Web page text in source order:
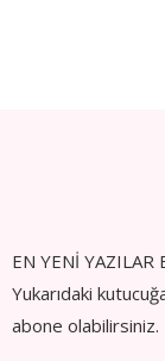
EN YENİ YAZILAR
Yukarıdaki
abone olabilirsiniz.